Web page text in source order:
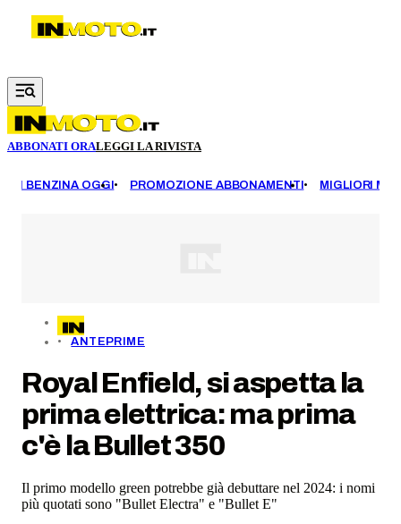
Vai al contenuto principale
ABBONATI ORALEGGI LA RIVISTA
BENZINA OGGI PROMOZIONE ABBONAMENTI MIGLIORI
ANTEPRIME
Royal Enfield, si aspetta la
prima elettrica: ma prima
c'è la Bullet 350
Il primo modello green potrebbe già debuttare nel 2024: i nomi
più quotati sono "Bullet Electra" e "Bullet E"